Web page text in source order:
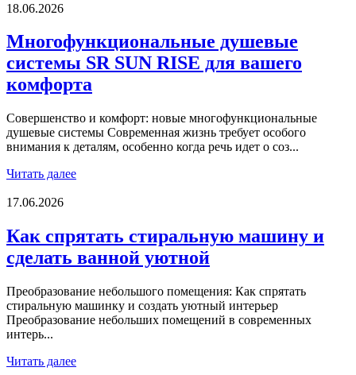
18.06.2026
Многофункциональные душевые
системы SR SUN RISE для вашего
комфорта
Совершенство и комфорт: новые многофункциональные
душевые системы Современная жизнь требует особого
внимания к деталям, особенно когда речь идет о соз...
Читать далее
17.06.2026
Как спрятать стиральную машину и
сделать ванной уютной
Преобразование небольшого помещения: Как спрятать
стиральную машинку и создать уютный интерьер
Преобразование небольших помещений в современных
интерь...
Читать далее